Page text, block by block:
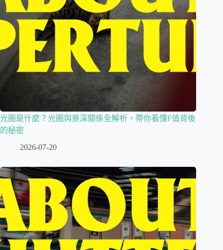
光圈是什麼？光圈與景深關係全解析，帶你看懂F值背後
的秘密
2026-07-20